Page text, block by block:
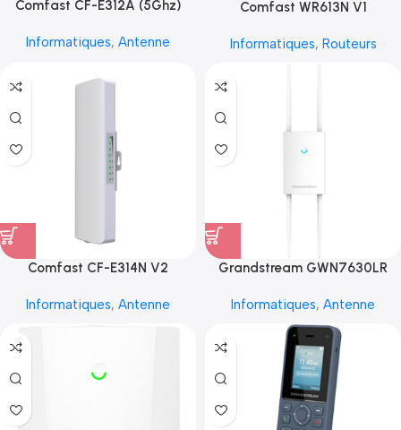
Comfast CF-E312A (5Ghz)
Informatiques, Antenne
Comfast WR613N V1
Informatiques, Routeurs
Comfast CF-E314N V2
Informatiques, Antenne
Grandstream GWN7630LR
Informatiques, Antenne